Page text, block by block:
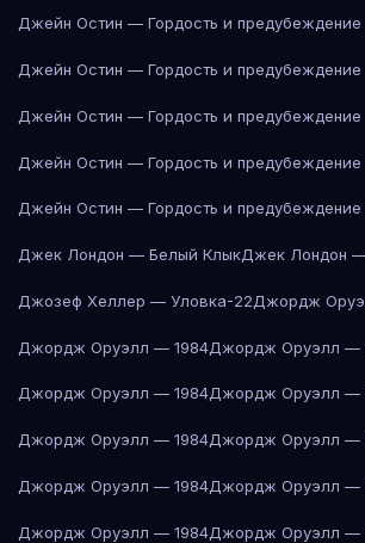
Джейн Остин — Гордость и предубеждение
Джейн Остин — Гордость и предубеждение
Джейн Остин — Гордость и предубеждение
Джейн Остин — Гордость и предубеждение
Джейн Остин — Гордость и предубеждение
Джек Лондон — Белый КлыкДжек Лондон
Джозеф Хеллер — Уловка-22Джордж
Джордж Оруэлл — 1984Джордж Оруэлл —
Джордж Оруэлл — 1984Джордж Оруэлл —
Джордж Оруэлл — 1984Джордж Оруэлл —
Джордж Оруэлл — 1984Джордж Оруэлл —
Джордж Оруэлл — 1984Джордж Оруэлл —